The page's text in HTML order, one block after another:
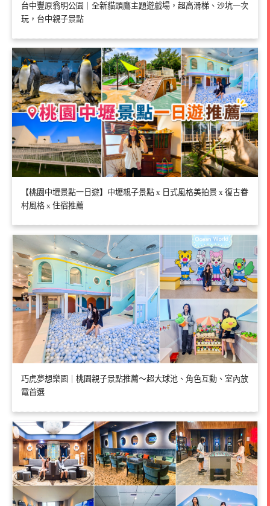
台中豐原翁明公園｜全新貓頭鷹主題遊戲場，超高滑梯、沙坑一次
玩，台中親子景點
【桃園中壢景點一日遊】中壢親子景點 x 日式風格美拍景 x 復古眷
村風格 x 住宿推薦
巧虎夢想樂園｜桃園親子景點推薦～超大球池、角色互動、室內放
電首選